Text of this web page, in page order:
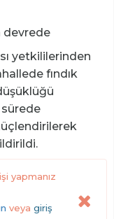
devrede
yetkililerinden
fındık
yapmanız
veya giriş